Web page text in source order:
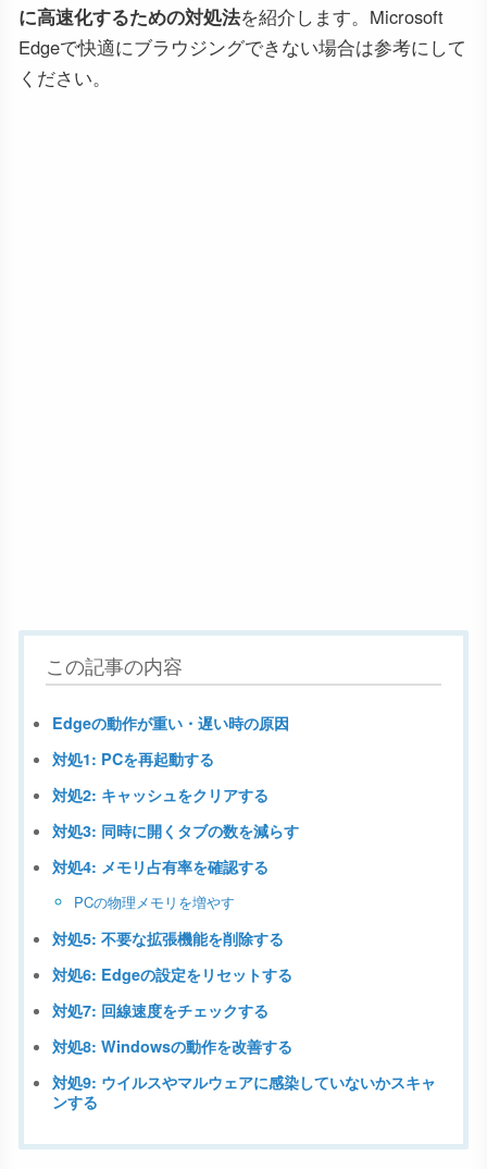
に高速化するための対処法を紹介します。Microsoft
Edgeで快適にブラウジングできない場合は参考にして
ください。
この記事の内容
Edgeの動作が重い・遅い時の原因
対処1: PCを再起動する
対処2: キャッシュをクリアする
対処3: 同時に開くタブの数を減らす
対処4: メモリ占有率を確認する
PCの物理メモリを増やす
対処5: 不要な拡張機能を削除する
対処6: Edgeの設定をリセットする
対処7: 回線速度をチェックする
対処8: Windowsの動作を改善する
対処9: ウイルスやマルウェアに感染していないかスキャ
ンする